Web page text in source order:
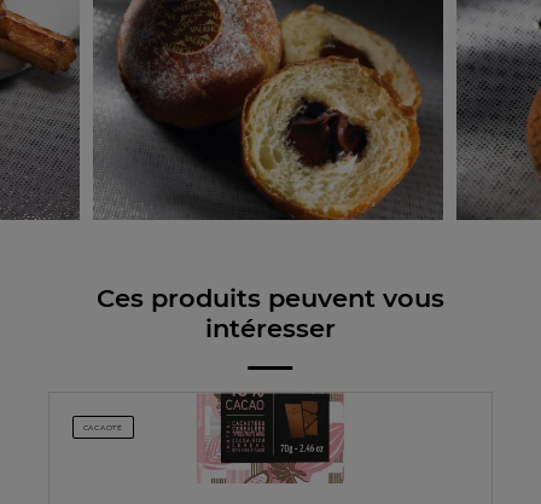
Ces produits peuvent vous
intéresser
CACAOTÉ